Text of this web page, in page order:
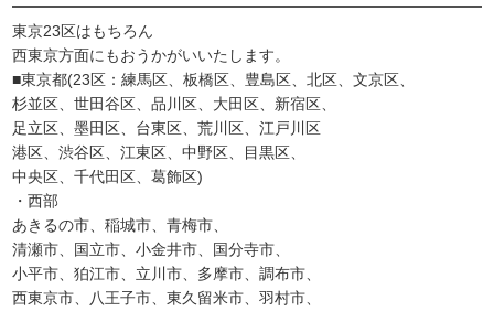
東京23区はもちろん
西東京方面にもおうかがいいたします。
■東京都(23区：練馬区、板橋区、豊島区、北区、文京区、
杉並区、世田谷区、品川区、大田区、新宿区、
足立区、墨田区、台東区、荒川区、江戸川区
港区、渋谷区、江東区、中野区、目黒区、
中央区、千代田区、葛飾区)
・西部
あきるの市、稲城市、青梅市、
清瀬市、国立市、小金井市、国分寺市、
小平市、狛江市、立川市、多摩市、調布市、
西東京市、八王子市、東久留米市、羽村市、